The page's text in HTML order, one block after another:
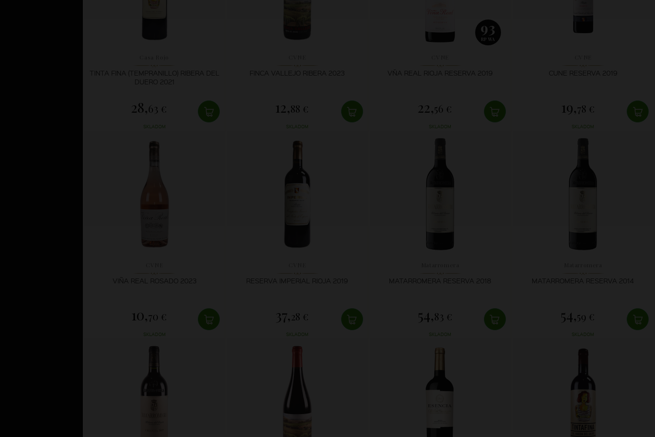
TINTA FINA (TEMPRANILLO) RIBERA DEL
DUERO 2021
28,63 €
SKLADOM
FINCA VALLEJO RIBERA 2023
12,88 €
SKLADOM
93
RP WA
VŇA REAL RIOJA RESERVA 2019
22,56 €
SKLADOM
CUNE RESERVA 2019
19,78 €
SKLADOM
VIÑA REAL ROSADO 2023
10,70 €
SKLADOM
RESERVA IMPERIAL RIOJA 2019
37,28 €
SKLADOM
MATARROMERA RESERVA 2018
54,83 €
SKLADOM
MATARROMERA RESERVA 2014
54,59 €
SKLADOM